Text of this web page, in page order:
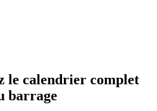
le calendrier complet
barrage